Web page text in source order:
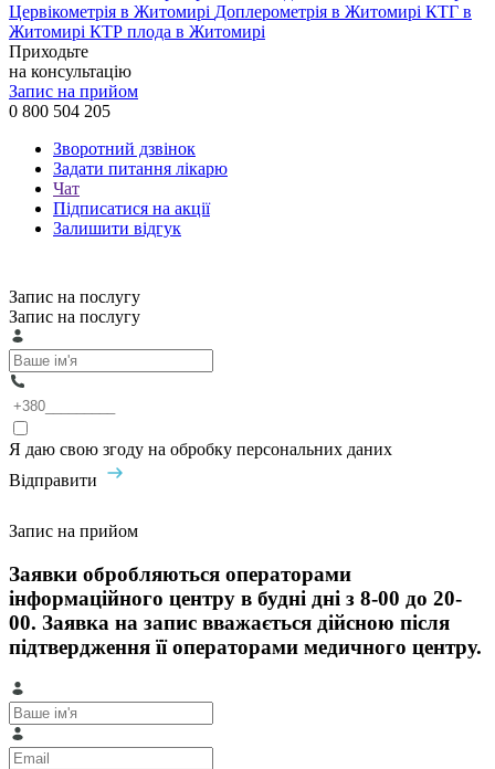
Цервікометрія в Житомирі Доплерометрія в Житомирі КТГ в
Житомирі КТР плода в Житомирі
Приходьте
на консультацію
Запис на прийом
0 800 504 205
Зворотний дзвінок
Задати питання лікарю
Чат
Підписатися на акції
Залишити відгук
Запис на послугу
Запис на послугу
Я даю свою згоду на обробку персональних даних
Відправити
Запис на прийом
Заявки обробляються операторами
інформаційного центру в будні дні з 8-00 до 20-
00. Заявка на запис вважається дійсною після
підтвердження її операторами медичного центру.